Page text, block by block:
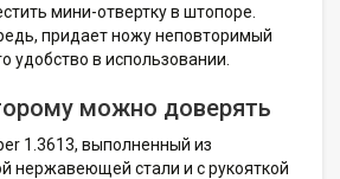
мини-отвертку в штопоре.
придает ножу неповторимый
удобство в использовании.
можно доверять
1.3613, выполненный из
нержавеющей стали и с рукояткой